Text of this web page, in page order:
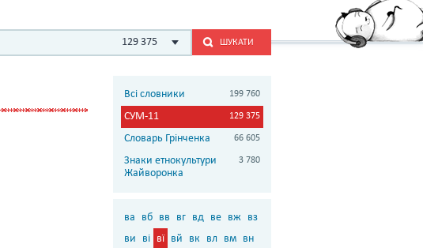
129 375 ШУКАТИ
Всі словники 199 760
СУМ-11 129 375
Словарь Грінченка 66 605
Знаки етнокультури
Жайворонка
3 780
ва вб вв вг вд ве вж вз
ви
ві вї вй вк вл вм вн